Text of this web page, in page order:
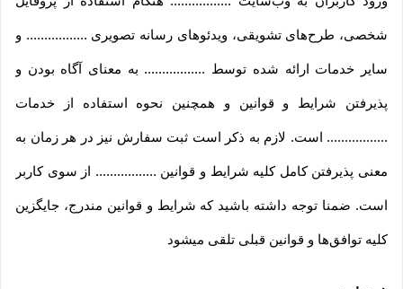
شخصی، طرح‏‌های تشویقی، ویدئوهای رسانه تصویری ................. و
سایر خدمات ارائه شده توسط ................. به معنای آگاه بودن و
پذیرفتن شرایط و قوانین و همچنین نحوه استفاده از خدمات
................. است. لازم به ذکر است ثبت سفارش نیز در هر زمان به
معنی پذیرفتن کامل کلیه شرایط و قوانین ................. از سوی کاربر
است. ضمنا توجه داشته باشید که شرایط و قوانین مندرج، جایگزین
کلیه توافق‏‌ها و قوانین قبلی تلقی میشود